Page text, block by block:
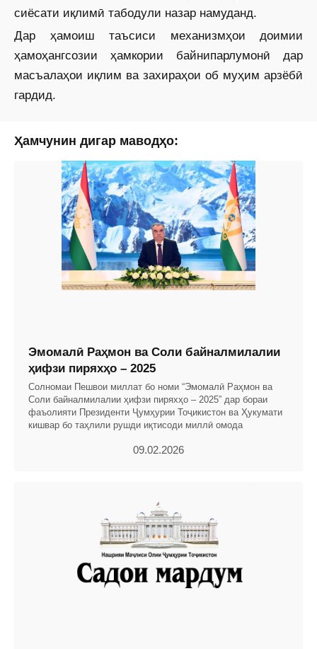
сиёсати иқлимӣ табодули назар намуданд.
Дар ҳамоиш таъсиси механизмҳои доимии
ҳамоҳангсозии ҳамкории байнипарлумонӣ дар
масъалаҳои иқлим ва захираҳои об муҳим арзёбӣ
гардид.
Ҳамчунин дигар маводҳо:
Эмомалӣ Раҳмон ва Соли байналмилалии
ҳифзи пиряхҳо – 2025
Солномаи Пешвои миллат бо номи “Эмомалӣ Раҳмон ва
Соли байналмилалии ҳифзи пиряхҳо – 2025” дар бораи
фаъолияти Президенти Ҷумҳурии Тоҷикистон ва Ҳукумати
кишвар бо таҳлили рушди иқтисоди миллӣ омода
09.02.2026